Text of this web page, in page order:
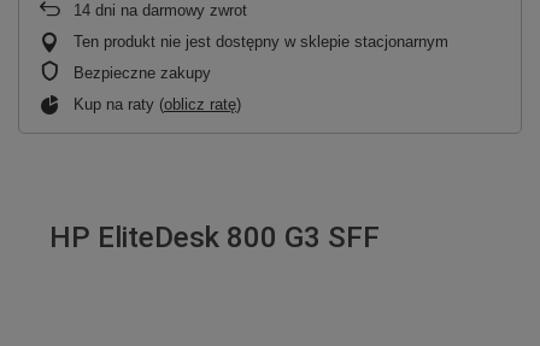
14 dni na darmowy zwrot
Ten produkt nie jest dostępny w sklepie stacjonarnym
Bezpieczne zakupy
Kup na raty (oblicz ratę)
HP EliteDesk 800 G3 SFF